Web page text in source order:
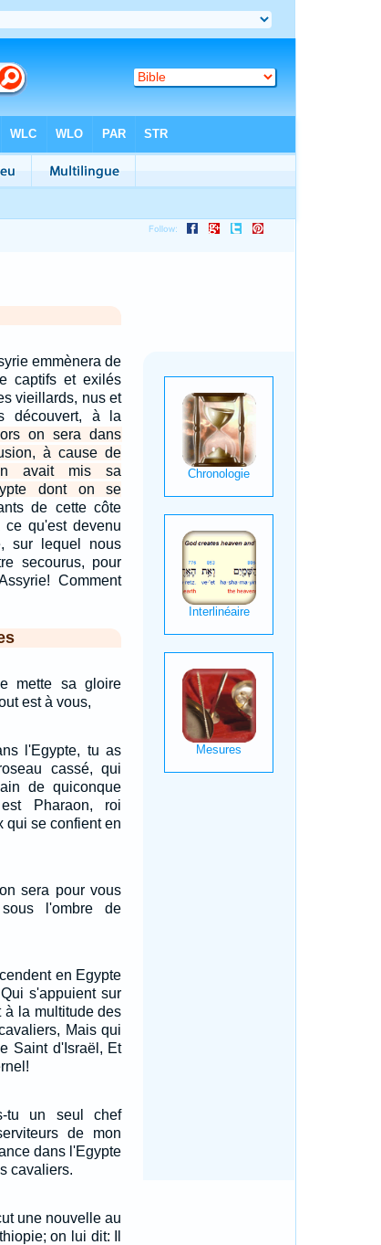
emmènera de
captifs et exilés
vieillards, nus et
découvert, à la
on sera dans
à cause de
avait mis sa
dont on se
de cette côte
qu'est devenu
sur lequel nous
secourus, pour
Comment
mette sa gloire
est à vous,
l'Egypte, tu as
cassé, qui
de quiconque
Pharaon, roi
qui se confient en
sera pour vous
l'ombre de
en Egypte
s'appuient sur
à la multitude des
Mais qui
Saint d'Israël, Et
tu un seul chef
de mon
dans l'Egypte
cavaliers.
une nouvelle au
on lui dit: Il